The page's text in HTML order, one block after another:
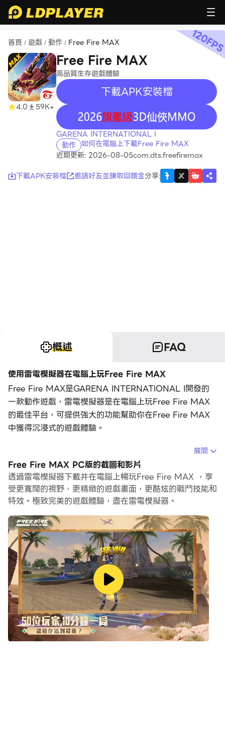
首頁 / 遊戲 / 動作 / Free Fire MAX
4.0 59K+
Free Fire MAX
高品質生存遊戲體驗
recommend
下載APK安裝檔
recommend
GARENA INTERNATIONAL I
動作 如何在電腦上下載Free Fire MAX
近期更新: 2026-08-05com.dts.freefiremax
下載APK安裝檔
邀請好友並賺取回饋金分享:
120
概述 FAQ
使用雷電模擬器在電腦上玩Free Fire MAX
Free Fire MAX是GARENA INTERNATIONAL I開發的
一款動作遊戲，雷電模擬器是在電腦上玩Free Fire MAX
的最佳平台，可提供強大的功能幫助你在Free Fire MAX
中獲得沉浸式的遊戲體驗。
當你在電腦上玩Free Fire MAX的時候，你可以調整幀頻
設定，享受流暢的遊戲體驗和酷炫的遊戲畫面。
雷電模擬器還提供配置好的鍵盤映射，以最大限度地方便你
控制整個遊戲的操作。鍵盤映射功能的不斷最佳化還提高了
電模擬器還為你配置了特殊的按鈕，如射擊按鈕、隱藏滑鼠
按鈕、連續按鍵等。
如果你想用遊戲手把玩遊戲，自動啟用的遊戲手把檢測可以
幫助你在幾個簡單的點擊中自訂控制，自由移動你的英雄。
現在就開始在電腦上下載和玩Free Fire MAX吧！
9周年慶典正式登場！ Free Fire 迎來9周年！九年征戰，
現在一起來慶祝吧！
【9周年派對大廳與活動】
展開
Free Fire MAX PC版的截圖和影片
透過雷電模擬器下載并在電腦上暢玩Free Fire MAX ，享
受更寬闊的視野，更精緻的遊戲畫面，更酷炫的戰鬥技能和
特效。極致完美的遊戲體驗，盡在雷電模擬器。